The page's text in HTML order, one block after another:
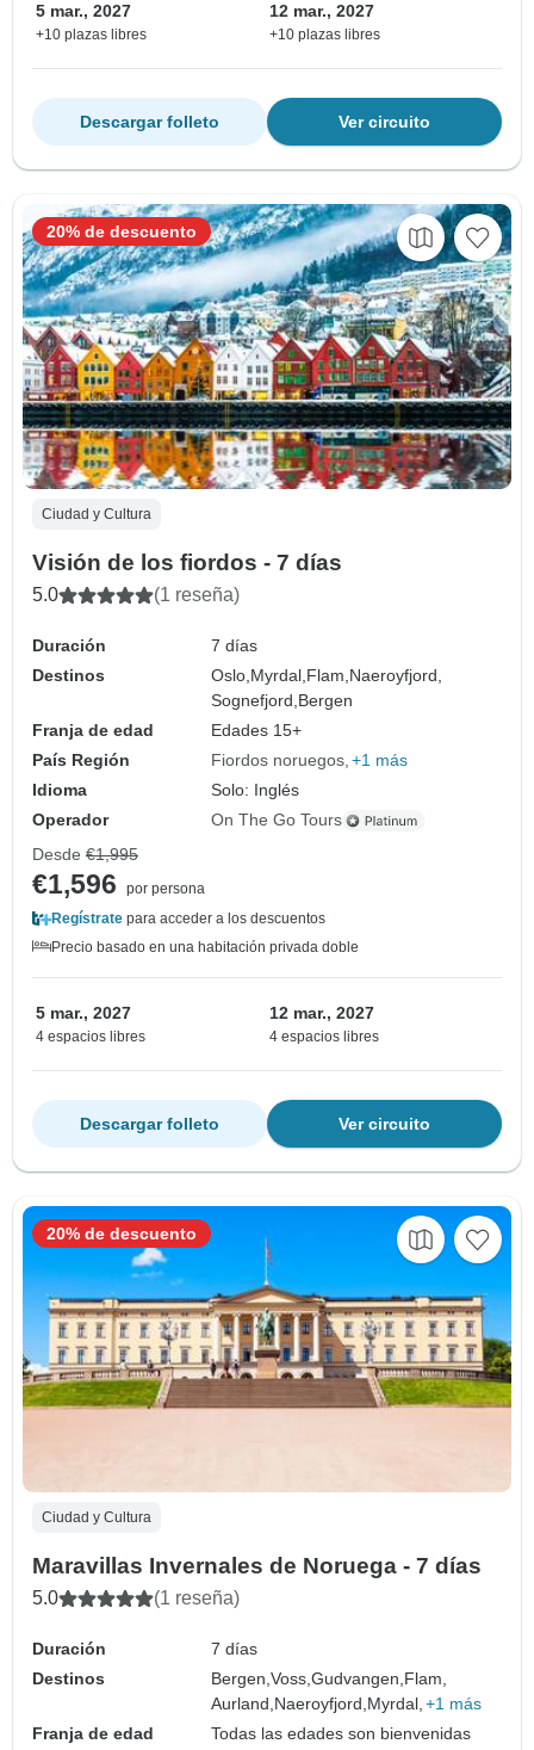
5 mar., 2027
+10 plazas libres
12 mar., 2027
+10 plazas libres
Ver circuito
Descargar folleto
Ciudad y Cultura
Visión de los fiordos - 7 días
5.0 (1 reseña)
Duración
7 días
Destinos
Oslo,Myrdal,Flam,Naeroyfjord,
Sognefjord,Bergen
Franja de edad
Edades 15+
País Región
Fiordos noruegos +1 más
Idioma
Solo: Inglés
Operador
On The Go Tours
20% de descuento
Desde €1,995
€1,596
por persona
Regístrate para acceder a los descuentos
Precio basado en una habitación privada doble
5 mar., 2027
4 espacios libres
12 mar., 2027
4 espacios libres
Ver circuito
Descargar folleto
Ciudad y Cultura
Maravillas Invernales de Noruega - 7 días
5.0 (1 reseña)
Duración
7 días
Destinos
Bergen,Voss,Gudvangen, Flam,
Aurland, Naeroyfjord, Myrdal, +1 más
Franja de edad
Todas las edades son bienvenidas
20% de descuento